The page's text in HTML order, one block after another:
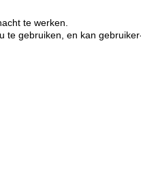
te werken.
te gebruiken, en kan